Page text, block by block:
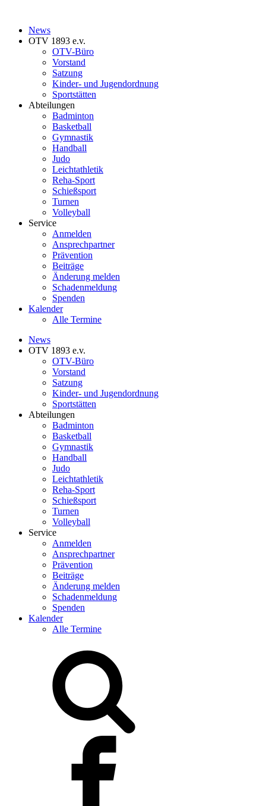
News
OTV 1893 e.v.
OTV-Büro
Vorstand
Satzung
Kinder- und Jugendordnung
Sportstätten
Abteilungen
Badminton
Basketball
Gymnastik
Handball
Judo
Leichtathletik
Reha-Sport
Schießsport
Turnen
Volleyball
Service
Anmelden
Ansprechpartner
Prävention
Beiträge
Änderung melden
Schadenmeldung
Spenden
Kalender
Alle Termine
News
OTV 1893 e.v.
OTV-Büro
Vorstand
Satzung
Kinder- und Jugendordnung
Sportstätten
Abteilungen
Badminton
Basketball
Gymnastik
Handball
Judo
Leichtathletik
Reha-Sport
Schießsport
Turnen
Volleyball
Service
Anmelden
Ansprechpartner
Prävention
Beiträge
Änderung melden
Schadenmeldung
Spenden
Kalender
Alle Termine